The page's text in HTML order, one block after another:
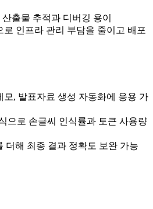
출물 추적과 디버깅 용이
로 인프라 관리 부담을 줄이고 배포
모, 발표자료 생성 자동화에 응용 가
으로 손글씨 인식률과 토큰 사용량
더해 최종 결과 정확도 보완 가능